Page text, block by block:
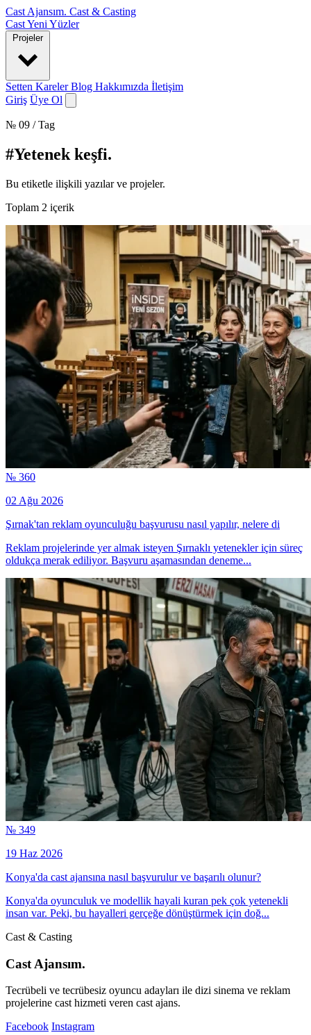
Cast Ajansım. Cast & Casting
CastYeni Yüzler
Projeler
Setten KarelerBlog Hakkımızda İletişim
Giriş Üye Ol
№ 09 / Tag
#Yetenek keşfi.
Bu etiketle ilişkili yazılar ve projeler.
Toplam 2 içerik
№ 360
02 Ağu 2026
Şırnak'tan reklam oyunculuğu başvurusu nasıl yapılır, nelere di
Reklam projelerinde yer almak isteyen Şırnaklı yetenekler için süreç
oldukça merak ediliyor. Başvuru aşamasından deneme...
№ 349
19 Haz 2026
Konya'da cast ajansına nasıl başvurulur ve başarılı olunur?
Konya'da oyunculuk ve modellik hayali kuran pek çok yetenekli
insan var. Peki, bu hayalleri gerçeğe dönüştürmek için doğ...
Cast & Casting
Cast Ajansım.
Tecrübeli ve tecrübesiz oyuncu adayları ile dizi sinema ve reklam
projelerine cast hizmeti veren cast ajans.
Facebook Instagram